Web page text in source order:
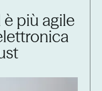
più agile